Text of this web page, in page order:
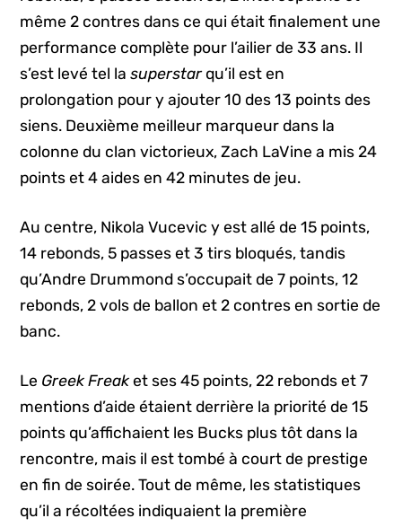
même 2 contres dans ce qui était finalement une
performance complète pour l’ailier de 33 ans. Il
s’est levé tel lasuperstarqu’il est en
prolongation pour y ajouter 10 des 13 points des
siens. Deuxième meilleur marqueur dans la
colonne du clan victorieux, Zach LaVine a mis 24
points et 4 aides en 42 minutes de jeu.
Au centre, Nikola Vucevic y est allé de 15 points,
14 rebonds, 5 passes et 3 tirs bloqués, tandis
qu’Andre Drummond s’occupait de 7 points, 12
rebonds, 2 vols de ballon et 2 contres en sortie de
banc.
Le Greek Freak et ses 45 points, 22 rebonds et 7
mentions d’aide étaient derrière la priorité de 15
points qu’affichaient les Bucks plus tôt dans la
rencontre, mais il est tombé à court de prestige
en fin de soirée. Tout de même, les statistiques
qu’il a récoltées indiquaient la première